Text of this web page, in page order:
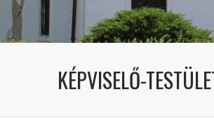
KÉPVISELŐ-